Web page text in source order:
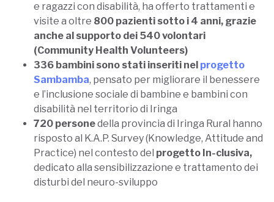
e ragazzi con disabilità, ha offerto trattamenti e
visite a oltre 800 pazienti sotto i 4 anni, grazie
anche al supporto dei 540 volontari
(Community Health Volunteers)
336 bambini sono stati inseriti nel progetto
Sambamba, pensato per migliorare il benessere
e l’inclusione sociale di bambine e bambini con
disabilità nel territorio di Iringa
720 personedella provincia di Iringa Rural hanno
risposto al K.A.P. Survey (Knowledge, Attitude and
Practice) nel contesto del progetto In-clusiva,
dedicato alla sensibilizzazione e trattamento dei
disturbi del neuro-sviluppo